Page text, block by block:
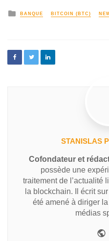
BANQUE BITCOIN (BTC)
STANISLAS
Cofondateur et
possède une
traitement de l’actualité
la blockchain. Il écrit
été amené à diriger
médias